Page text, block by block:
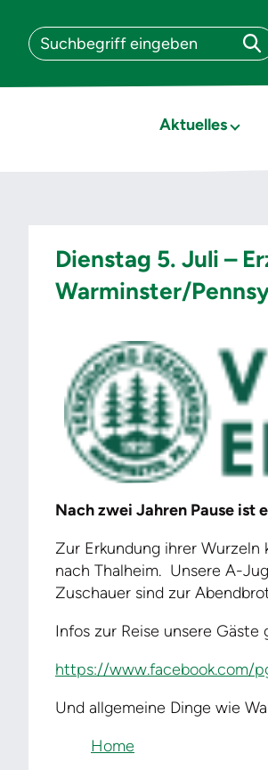
Aktuelles
Dienstag 5. Juli –
Warminster/
Nach zwei Jahren Pause ist
Zur Erkundung ihrer Wurzeln
nach Thalheim. Unsere A-
Zuschauer sind zur
Infos zur Reise unsere
https://www.facebook.com/
Und allgemeine Dinge wie
Home